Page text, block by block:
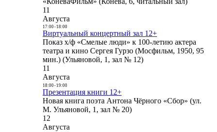
11
Августа
17:00- 18:00
Виртуальный концертный зал 12+
Показ х/ф «Смелые люди» к 100-летию актера
театра и кино Сергея Гурзо (Мосфильм, 1950, 95
мин.) (Ульяновой, 1, зал № 12)
11
Августа
18:00- 19:00
Презентация книги 12+
Новая книга поэта Антона Чёрного «Сбор» (ул.
М. Ульяновой, 1, зал № 20)
12
Августа